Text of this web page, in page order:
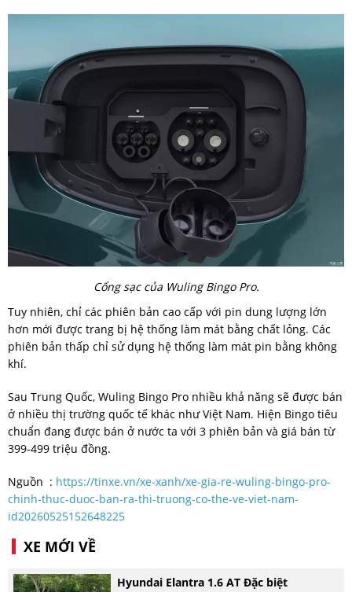
Cổng sạc của Wuling Bingo Pro.
Tuy nhiên, chỉ các phiên bản cao cấp với pin dung lượng lớn
hơn mới được trang bị hệ thống làm mát bằng chất lỏng. Các
phiên bản thấp chỉ sử dụng hệ thống làm mát pin bằng không
khí.
Sau Trung Quốc, Wuling Bingo Pro nhiều khả năng sẽ được bán
ở nhiều thị trường quốc tế khác như Việt Nam. Hiện Bingo tiêu
chuẩn đang được bán ở nước ta với 3 phiên bản và giá bán từ
399-499 triệu đồng.
Nguồn : https://tinxe.vn/xe-xanh/xe-gia-re-wuling-bingo-pro-
chinh-thuc-duoc-ban-ra-thi-truong-co-the-ve-viet-nam-
id20260525152648225
XE MỚI VỀ
Hyundai Elantra 1.6 AT Đặc biệt